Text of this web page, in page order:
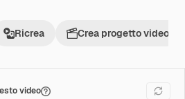
Ricrea Crea progetto video
video